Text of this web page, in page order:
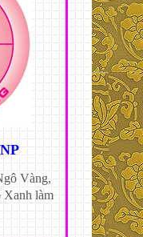
Vàng,
làm